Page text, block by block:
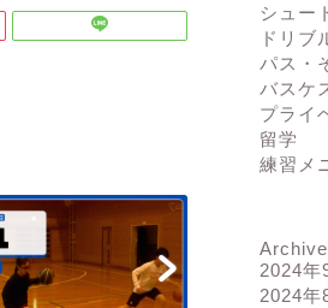
シュー
ドリブ
パス・
バスケ
プライ
留学
練習メ
2024年
2024年